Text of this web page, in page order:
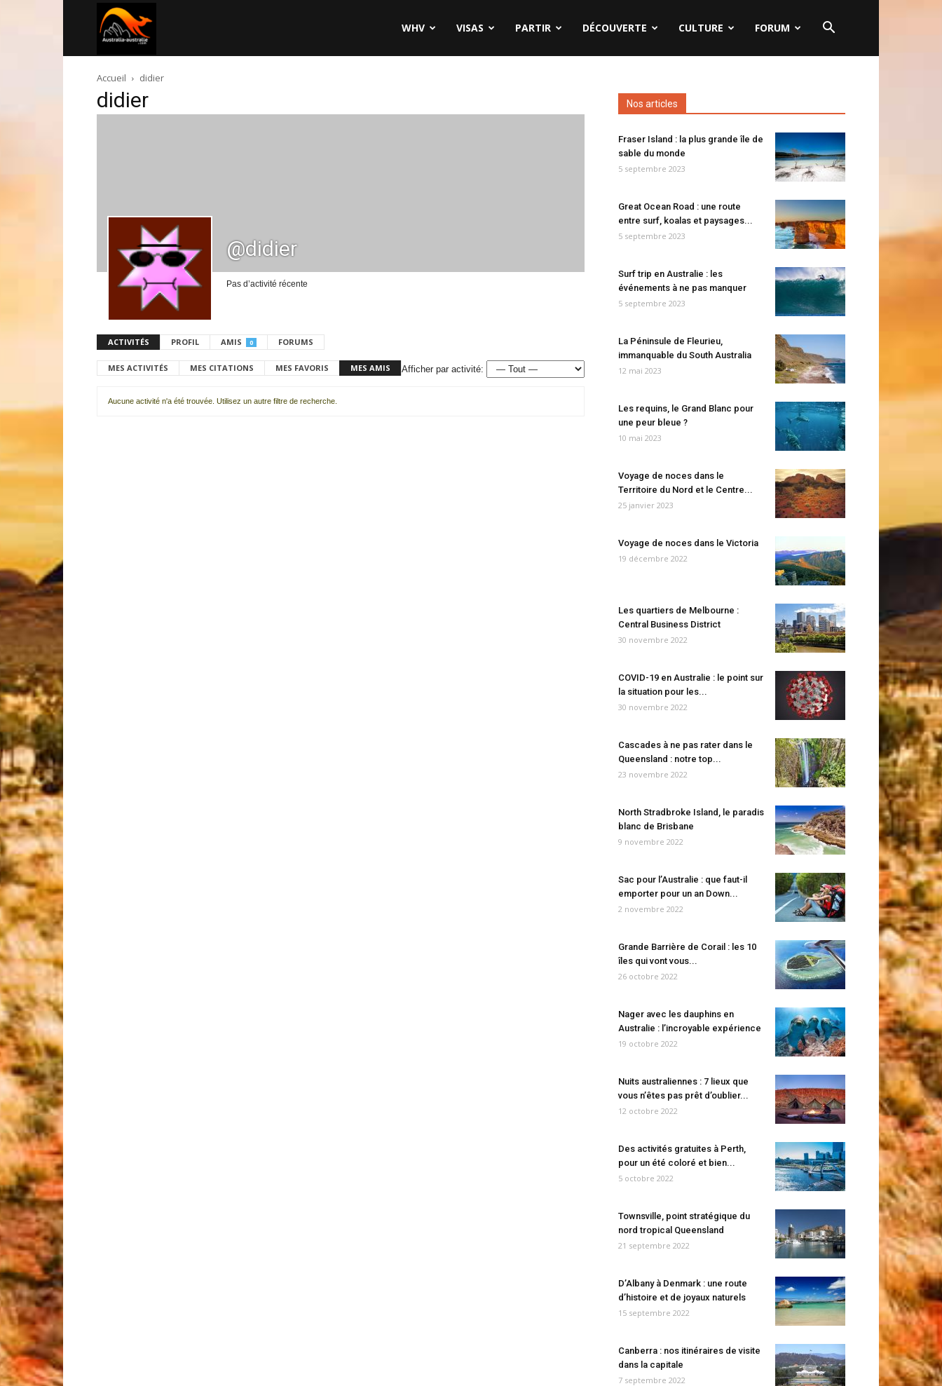
australie.com
WHV VISAS PARTIR DÉCOUVERTE CULTURE FORUM
Accueil didier
didier
@didier
Pas d’activité récente
ACTIVITÉS PROFIL AMIS 0 FORUMS
MES ACTIVITÉS MES CITATIONS MES FAVORIS MES AMIS Afficher par activité:
Aucune activité n'a été trouvée. Utilisez un autre filtre de recherche.
Nos articles
Fraser Island : la plus grande île de
sable du monde
5 septembre 2023
Great Ocean Road : une route
entre surf, koalas et paysages...
5 septembre 2023
Surf trip en Australie : les
événements à ne pas manquer
5 septembre 2023
La Péninsule de Fleurieu,
immanquable du South Australia
12 mai 2023
Les requins, le Grand Blanc pour
une peur bleue ?
10 mai 2023
Voyage de noces dans le
Territoire du Nord et le Centre...
25 janvier 2023
Voyage de noces dans le Victoria
19 décembre 2022
Les quartiers de Melbourne :
Central Business District
30 novembre 2022
COVID-19 en Australie : le point sur
la situation pour les...
30 novembre 2022
Cascades à ne pas rater dans le
Queensland : notre top...
23 novembre 2022
North Stradbroke Island, le paradis
blanc de Brisbane
9 novembre 2022
Sac pour l’Australie : que faut-il
emporter pour un an Down...
2 novembre 2022
Grande Barrière de Corail : les 10
îles qui vont vous...
26 octobre 2022
Nager avec les dauphins en
Australie : l’incroyable expérience
19 octobre 2022
Nuits australiennes : 7 lieux que
vous n’êtes pas prêt d’oublier...
12 octobre 2022
Des activités gratuites à Perth,
pour un été coloré et bien...
5 octobre 2022
Townsville, point stratégique du
nord tropical Queensland
21 septembre 2022
D’Albany à Denmark : une route
d’histoire et de joyaux naturels
15 septembre 2022
Canberra : nos itinéraires de visite
dans la capitale
7 septembre 2022